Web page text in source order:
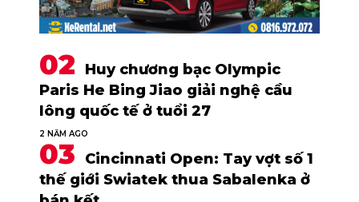
Huy chương bạc Olympic
Paris He Bing Jiao giải nghệ cầu
lông quốc tế ở tuổi 27
2 NĂM AGO
Cincinnati Open: Tay vợt số 1
thế giới Swiatek thua Sabalenka ở